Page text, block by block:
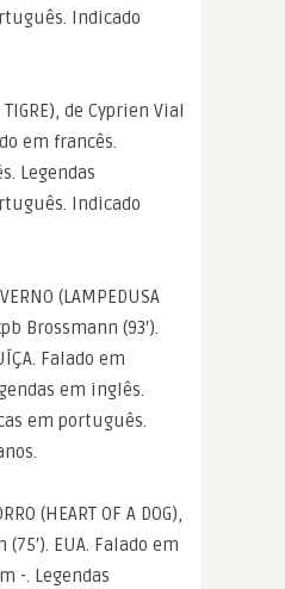
Indicado
TIGRE), de Cyprien Vial
em francês.
Legendas
Indicado
(LAMPEDUSA
Brossmann (93′).
Falado em
em inglês.
em português.
(HEART OF A DOG),
EUA. Falado em
-. Legendas